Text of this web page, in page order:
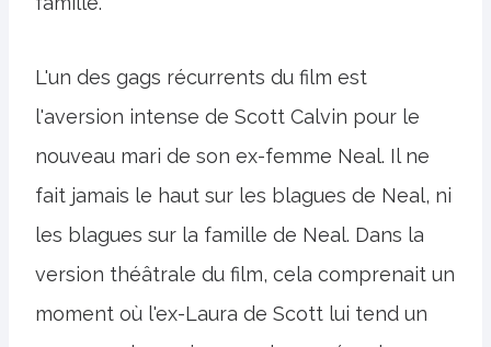
L'un des gags récurrents du film est
l'aversion intense de Scott Calvin pour le
nouveau mari de son ex-femme Neal. Il ne
fait jamais le haut sur les blagues de Neal, ni
les blagues sur la famille de Neal. Dans la
version théâtrale du film, cela comprenait un
moment où l'ex-Laura de Scott lui tend un